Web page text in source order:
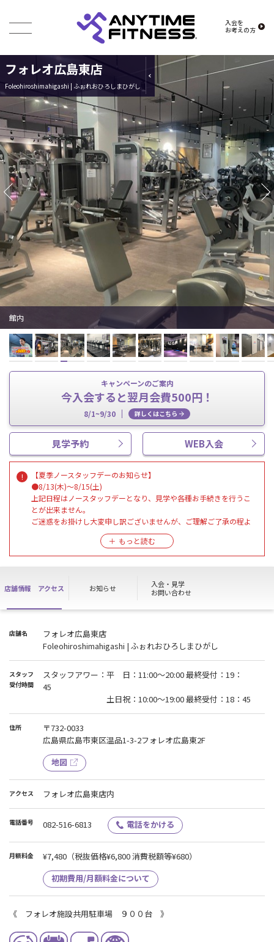
入会を
お考えの方
フォレオ広島東店
Foleohiroshimahigashi | ふぉれおひろしまひがし
館内
キャンペーンのご案内
今入会すると翌月会費500円！
8/1~9/30 詳しくはこちら
見学予約 WEB入会
【夏季ノースタッフデーのお知らせ】
●8/13(木)～8/15(土)
上記日程はノースタッフデーとなり、見学や各種お手続きを行うこ
とが出来ません。
ご迷惑をお掛けし大変申し訳ございませんが、ご理解ご了承の程よ
ろしくお願い致します。
※エニタイムフィットネス登録会員様は通常通りご利用頂けます。
未登録のお客様、ハイスクールパスの方はご入館・ご利用が出来ま
店舗情報 アクセス お知らせ
入会・見学
お問い合わせ
店舗名
フォレオ広島東店
Foleohiroshimahigashi | ふぉれおひろしまひがし
スタッフ
受付時間
スタッフアワー：平 日：11:00～20:00 最終受付：19：
45
土日祝：10:00～19:00 最終受付：18：45
住所
〒732-0033
広島県広島市東区温品1-3-2フォレオ広島東2F
地図
アクセス フォレオ広島東店内
電話番号 082-516-6813 電話をかける
月額料金 ¥7,480 （税抜価格¥6,800 消費税額等¥680）
初期費用/月額料金について
《 フォレオ施設共用駐車場 ９００台 》